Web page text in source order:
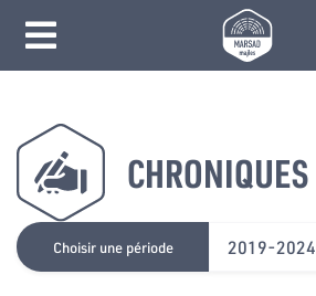
CHRONIQUES
Choisir une période 2019-2024